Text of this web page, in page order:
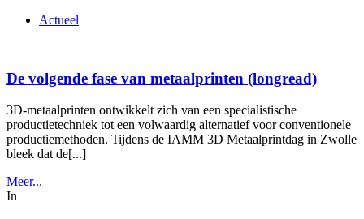
Actueel
De volgende fase van metaalprinten (longread)
3D-metaalprinten ontwikkelt zich van een specialistische
productietechniek tot een volwaardig alternatief voor conventionele
productiemethoden. Tijdens de IAMM 3D Metaalprintdag in Zwolle
bleek dat de[...]
Meer...
In